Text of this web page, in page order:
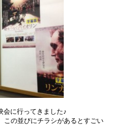
会に行ってきました♪
この並びにチラシがあるとすごい